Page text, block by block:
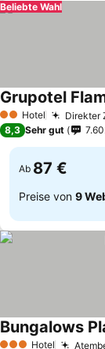
Beliebte Wahl
2 Sterne
Hotel Direkter
Grupotel
8,3 Sehr gut
Ab 87 €
Preise von 9
Hotel
Bungalows